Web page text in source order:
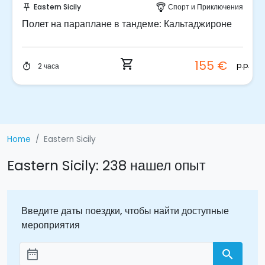
push_pin Eastern Sicily directions_bus_filled Трансфер
Трансфер из порта Поццалло в Сиракузы
timer 2 часа shopping_cart 90 € p.p.
Home Eastern Sicily
Eastern Sicily: 238 нашел опыт
Введите даты поездки, чтобы найти доступные
мероприятия
Aggiungi le date
date_range search